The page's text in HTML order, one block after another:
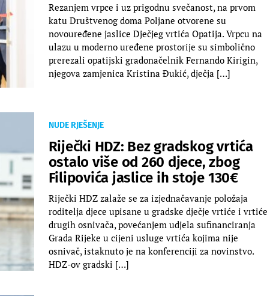
Rezanjem vrpce i uz prigodnu svečanost, na prvom
katu Društvenog doma Poljane otvorene su
novouređene jaslice Dječjeg vrtića Opatija. Vrpcu na
ulazu u moderno uređene prostorije su simbolično
prerezali opatijski gradonačelnik Fernando Kirigin,
njegova zamjenica Kristina Đukić, dječja […]
NUDE RJEŠENJE
Riječki HDZ: Bez gradskog vrtića
ostalo više od 260 djece, zbog
Filipovića jaslice ih stoje 130€
Riječki HDZ zalaže se za izjednačavanje položaja
roditelja djece upisane u gradske dječje vrtiće i vrtiće
drugih osnivača, povećanjem udjela sufinanciranja
Grada Rijeke u cijeni usluge vrtića kojima nije
osnivač, istaknuto je na konferenciji za novinstvo.
HDZ-ov gradski […]